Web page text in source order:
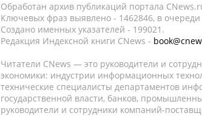
Обработан архив публикаций портала
Ключевых фраз выявлено - 1462846, в очереди
Создано именных указателей - 199021.
Редакция Индексной книги CNews -
Читатели CNews — это руководители и
экономики: индустрии информационных
технические специалисты департаментов
государственной власти, банков,
руководители и сотрудники компаний-